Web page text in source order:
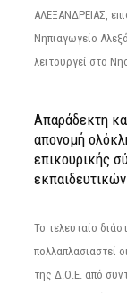
ΑΛΕΞΑΝΔΡΕΙΑΣ,
Νηπιαγωγείο
λειτουργεί στο
Απαράδεκτη
απονομή
επικουρικής
εκπαιδευτικών
Το τελευταίο
πολλαπλασιαστεί
της Δ.Ο.Ε. από